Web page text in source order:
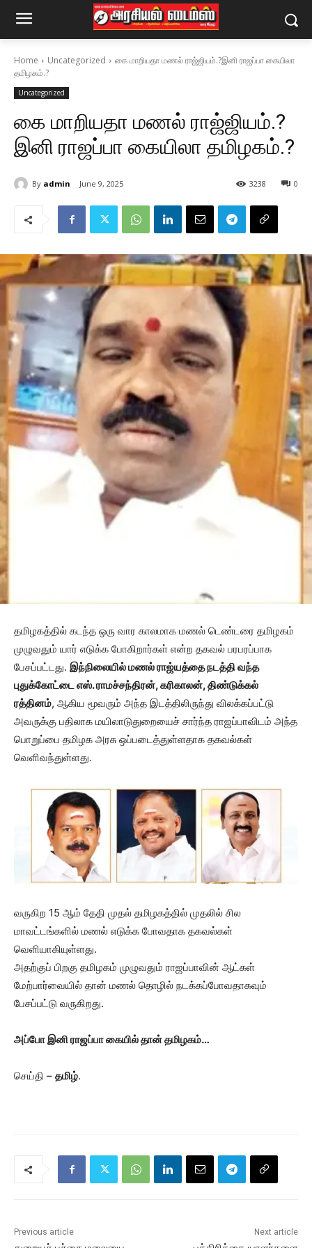
Home Uncategorized
கை மாறியதா மணல் ராஜ்ஜியம்.?இனி ராஜப்பா கையிலா
தமிழகம்.?
Uncategorized
கை மாறியதா மணல் ராஜ்ஜியம்.?
இனி ராஜப்பா கையிலா தமிழகம்.?
By admin June 9, 2025 0
3238
தமிழகத்தில் கடந்த ஒரு வார காலமாக மணல் டெண்டரை தமிழகம்
முழுவதும் யார் எடுக்க போகிறார்கள் என்ற தகவல் பரபரப்பாக
பேசப்பட்டது. இந்நிலையில் மணல் ராஜ்யத்தை நடத்தி வந்த
புதுக்கோட்டை எஸ். ராமச்சந்திரன், கரிகாலன், திண்டுக்கல்
ரத்தினம், ஆகிய மூவரும் அந்த இடத்திலிருந்து விலக்கப்பட்டு
அவருக்கு பதிலாக மயிலாடுதுறையைச் சார்ந்த ராஜப்பாவிடம் அந்த
பொறுப்பை தமிழக அரசு ஒப்படைத்துள்ளதாக தகவல்கள்
வெளிவந்துள்ளது.
வருகிற 15 ஆம் தேதி முதல் தமிழகத்தில் முதலில் சில
மாவட்டங்களில் மணல் எடுக்க போவதாக தகவல்கள்
வெளியாகியுள்ளது.
அதற்குப் பிறகு தமிழகம் முழுவதும் ராஜப்பாவின் ஆட்கள்
மேற்பார்வையில் தான் மணல் தொழில் நடக்கப்போவதாகவும்
பேசப்பட்டு வருகிறது.
அப்போ இனி ராஜப்பா கையில் தான் தமிழகம்…
செய்தி – தமிழ்.
Previous article Next article